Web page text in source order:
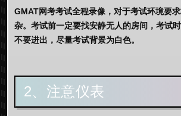
GMAT网考考试全程录像，对于考试环境要
杂。考试前一定要找安静无人的房间，考试
不要进出，尽量考试背景为白色。
2、注意仪表